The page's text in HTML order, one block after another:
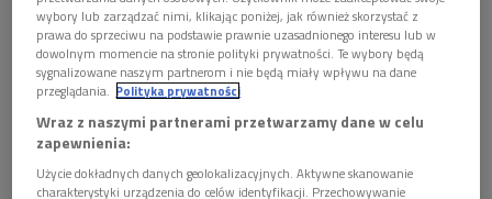
- Z wyróżnieniem ukończyłem tak zwany piąty wydział i
wydaje mi się, że wiedza, którą zgromadziłem na przestrzeni
lat, występując z profesorem belwederskim Bernardem
Maselim, wybitnym wibrafonistą, upoważnia mnie do tego,
żeby myśleć o sobie jako o wokaliście jazzowym - mówił Kuba
Badach.
wybory lub zarządzać nimi, klikając poniżej, jak również skorzystać z
prawa do sprzeciwu na podstawie prawnie uzasadnionego interesu lub w
dowolnym momencie na stronie polityki prywatności. Te wybory będą
sygnalizowane naszym partnerom i nie będą miały wpływu na dane
przeglądania. Polityka prywatności
Wraz z naszymi partnerami przetwarzamy dane w celu
zapewnienia:
Użycie dokładnych danych geolokalizacyjnych. Aktywne skanowanie
charakterystyki urządzenia do celów identyfikacji. Przechowywanie